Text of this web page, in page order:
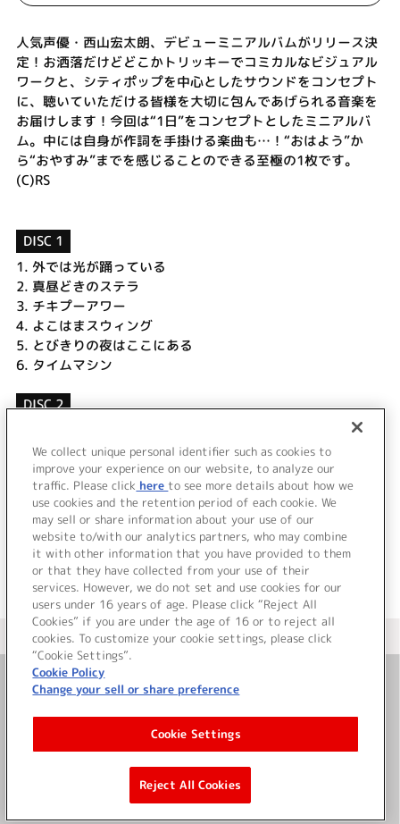
人気声優・西山宏太朗、デビューミニアルバムがリリース決
定！お洒落だけどどこかトリッキーでコミカルなビジュアル
ワークと、シティポップを中心としたサウンドをコンセプト
に、聴いていただける皆様を大切に包んであげられる音楽を
お届けします！今回は“1日”をコンセプトとしたミニアルバ
ム。中には自身が作詞を手掛ける楽曲も…！“おはよう”か
ら“おやすみ”までを感じることのできる至極の1枚です。
(C)RS
DISC 1
1. 外では光が踊っている
2. 真昼どきのステラ
3. チキプーアワー
4. よこはまスウィング
5. とびきりの夜はここにある
6. タイムマシン
DISC 2
タイムマシン ～Lyric Video～
真昼どきのステラ ～Making Movie～
＜ BACK
＜ カタログサイト トップページへ
お問い合わせ
サイト利用について
©Bandai Namco Music Live Inc.
We collect unique personal identifier such as cookies to
improve your experience on our website, to analyze our
traffic. Please click here to see more details about how we
use cookies and the retention period of each cookie. We
may sell or share information about your use of our
website to/with our analytics partners, who may combine
it with other information that you have provided to them
or that they have collected from your use of their
services. However, we do not set and use cookies for our
users under 16 years of age. Please click “Reject All
Cookies” if you are under the age of 16 or to reject all
cookies. To customize your cookie settings, please click
“Cookie Settings”.
Cookie Policy
Change your sell or share preference
Cookie Settings
Reject All Cookies